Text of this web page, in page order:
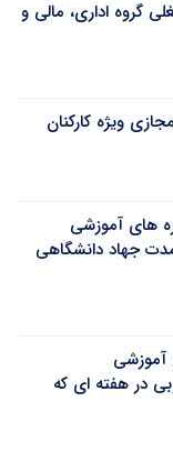
گروه اداری، مالی و
ویژه کارکنان
های آموزشی
جهاد دانشگاهی
آموزشی
در هفته ای که